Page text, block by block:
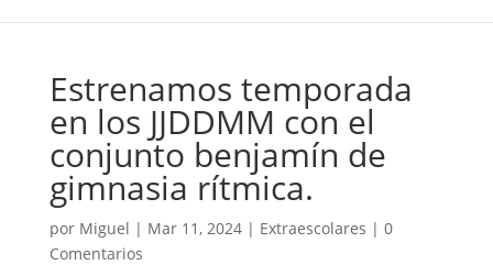
Estrenamos temporada
en los JJDDMM con el
conjunto benjamín de
gimnasia rítmica.
por Miguel | Mar 11, 2024| Extraescolares | 0
Comentarios